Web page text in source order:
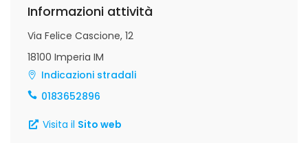
Informazioni attività
Via Felice Cascione, 12
18100 Imperia IM
Indicazioni stradali
0183652896
Visita il Sito web